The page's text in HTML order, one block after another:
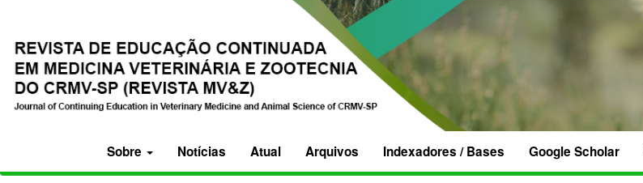
Sobre Notícias Atual Arquivos Indexadores / Bases Google Scholar